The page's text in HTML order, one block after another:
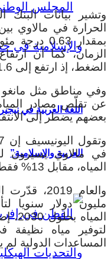
اللغة العربية في
العربية والإسلامية”
وتشير بيانات
بمقدار
الزمان، كما أن
الضغط، إذ ارتفع إلى 21.6 مليون نسمة في 30 عاما.
وفي مناطق مثل
عن تقلّص مصادر
بعضهم يضطر إلى
في مالاوي
المياه، مقابل 13% فقط في المدن.
مليون دولار سنويا
لتوفير مياه نظيفة
المساعدات الدولية